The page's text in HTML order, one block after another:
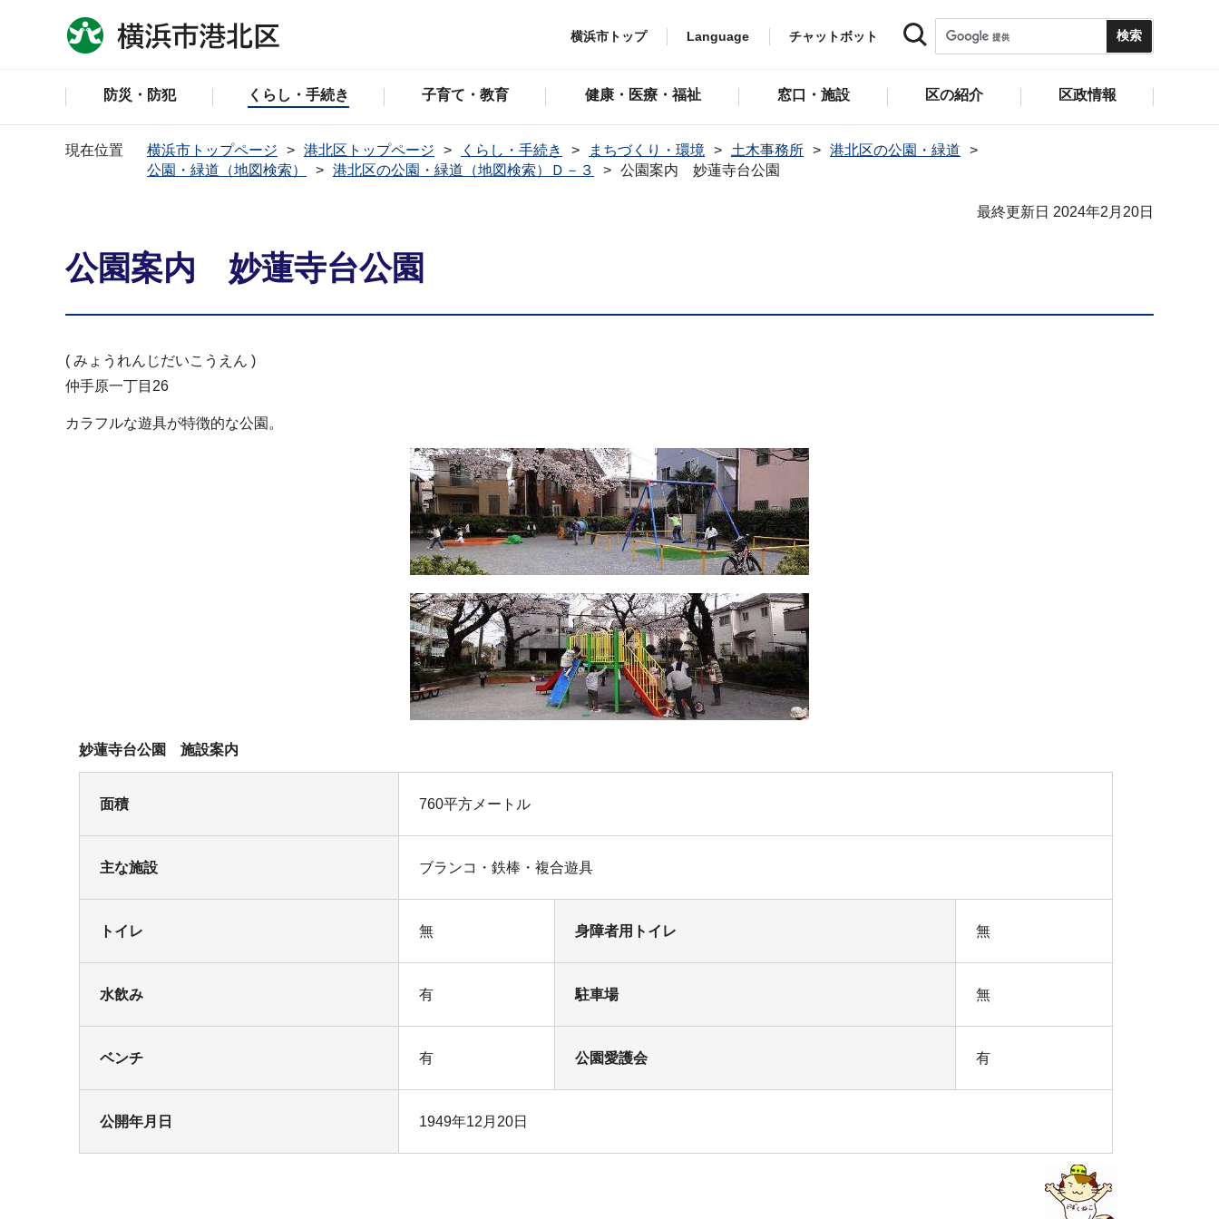
横浜市トップ Language チャットボット
防災・防犯 くらし・手続き 子育て・教育 健康・医療・福祉 窓口・施設 区の紹介 区政情報
現在位置 横浜市トップページ 港北区トップページ くらし・手続き まちづくり・環境 土木事務所
港北区の公園・緑道
公園・緑道（地図検索）
港北区の公園・緑道（地図検索）Ｄ－３ 公園案内 妙蓮寺台公園
最終更新日 2024年2月20日
公園案内 妙蓮寺台公園
( みょうれんじだいこうえん )
仲手原一丁目26
カラフルな遊具が特徴的な公園。
妙蓮寺台公園 施設案内
面積 760平方メートル
主な施設 ブランコ・鉄棒・複合遊具
トイレ 無 身障者用トイレ 無
水飲み 有 駐車場 無
ベンチ 有 公園愛護会 有
公開年月日 1949年12月20日